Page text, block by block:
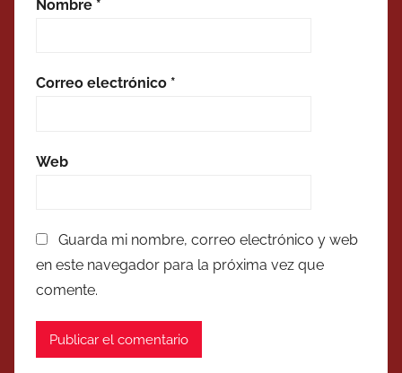
Nombre *
Correo electrónico *
Web
Guarda mi nombre, correo electrónico y web
en este navegador para la próxima vez que
comente.